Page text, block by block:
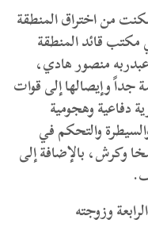
من اختراق المنطقة
مكتب قائد المنطقة
عبدربه منصور هادي،
وإيصالها إلى قوات
دفاعية وهجومية
والتحكم في
وكرش، بالإضافة إلى
وزوجته